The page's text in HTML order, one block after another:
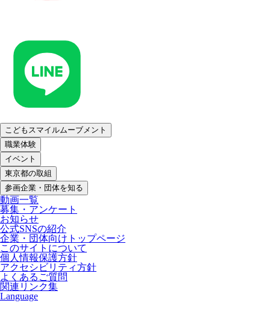
こどもスマイルムーブメント
職業体験
イベント
東京都の取組
参画企業・団体を知る
動画一覧
募集・アンケート
お知らせ
公式SNSの紹介
企業・団体向けトップページ
このサイトについて
個人情報保護方針
アクセシビリティ方針
よくあるご質問
関連リンク集
Language